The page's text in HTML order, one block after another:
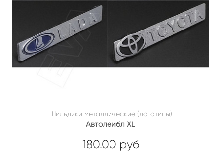
Шильдики металлические (логотипы)
Автолейбл XL
180.00 руб